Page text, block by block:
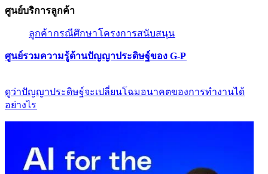
ศูนย์บริการลูกค้า​​
ลูกค้า​​กรณีศึกษา​​โครงการสนับสนุน​​
ศูนย์รวมความรู้ด้านปัญญาประดิษฐ์ของ G-P​​
ดูว่าปัญญาประดิษฐ์จะเปลี่ยนโฉมอนาคตของการทำงานได้
อย่างไร​​